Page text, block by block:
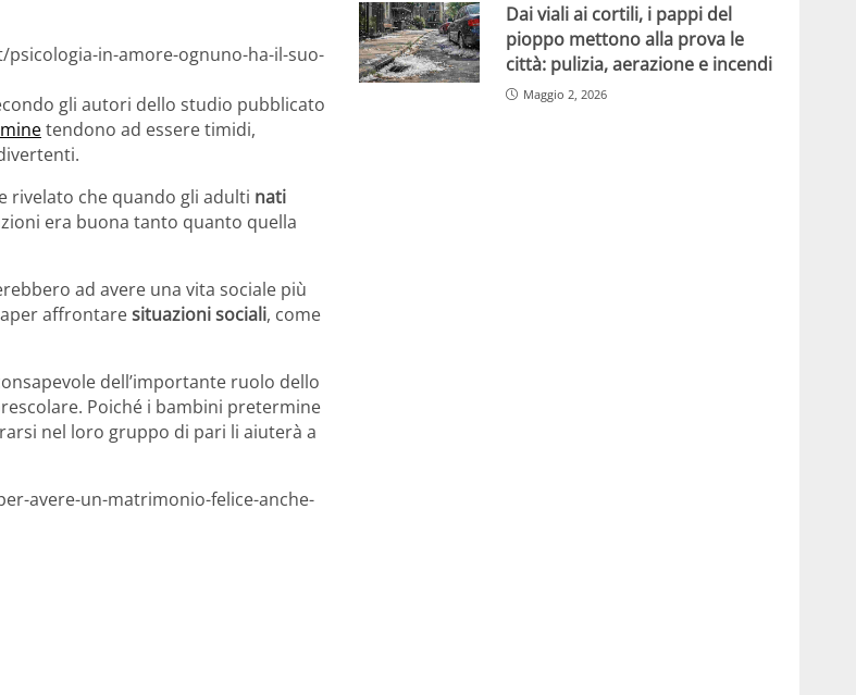
in-amore-ognuno-ha-il-suo-
gli autori dello studio pubblicato
tendono ad essere timidi,
rivelato che quando gli adulti nati
era buona tanto quanto quella
ad avere una vita sociale più
affrontaresituazioni sociali, come
dell’importante ruolo dello
Poiché i bambini pretermine
nel loro gruppo di pari li aiuterà a
avere-un-matrimonio-felice-anche-
Dai viali ai cortili, i pappi del
pioppo mettono alla prova le
città: pulizia, aerazione e incendi
Maggio 2, 2026